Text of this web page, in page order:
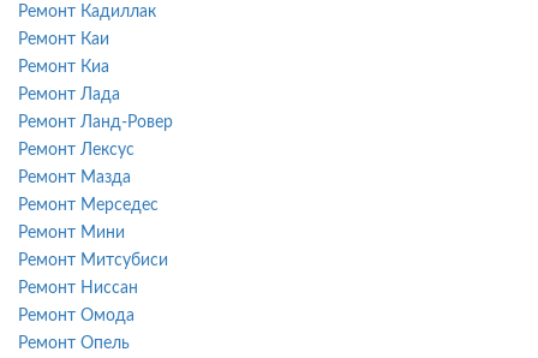
Ремонт Кадиллак
Ремонт Каи
Ремонт Киа
Ремонт Лада
Ремонт Ланд-Ровер
Ремонт Лексус
Ремонт Мазда
Ремонт Мерседес
Ремонт Мини
Ремонт Митсубиси
Ремонт Ниссан
Ремонт Омода
Ремонт Опель